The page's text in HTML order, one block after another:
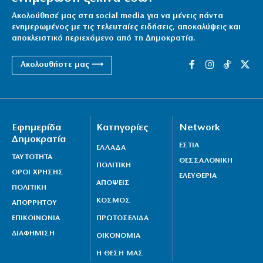
8|08|2026 | 14:40
Προκαλεί ο Αδωνις: «Θα καταγράφω τους πάντες…»
8|08|2026 | 14:30
Επιμένει το ΠΑΣΟΚ για τα «σπιτάκια ανακύκλωσης»
Άγριος ξυλοδαρμός γιατρού στον «Ερυθρό Σταυρό»
8|08|2026 | 13:40
Ακολούθησέ μας στα social media για να μένεις πάντα
ενημερωμένος με τις τελευταίες ειδήσεις, αποκαλύψεις και
αποκλειστικό περιεχόμενο από τη Δημοκρατία.
Ακολουθήστε μας ⟶
Εφημερίδα
Δημοκρατία
ΤΑΥΤΟΤΗΤΑ
ΟΡΟΙ ΧΡΗΣΗΣ
ΠΟΛΙΤΙΚΗ
ΑΠΟΡΡΗΤΟΥ
ΕΠΙΚΟΙΝΩΝΙΑ
ΔΙΑΦΗΜΙΣΗ
Κατηγορίες
ΕΛΛΑΔΑ
ΠΟΛΙΤΙΚΗ
ΑΠΟΨΕΙΣ
ΚΟΣΜΟΣ
ΠΡΩΤΟΣΕΛΙΔΑ
ΟΙΚΟΝΟΜΙΑ
Η ΘΕΣΗ ΜΑΣ
Network
ΕΣΤΙΑ
ΘΕΣΣΑΛΟΝΙΚΗ
ΕΛΕΥΘΕΡΙΑ